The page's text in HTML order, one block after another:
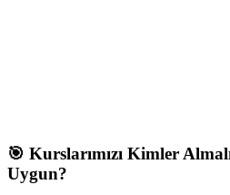
🎯 Kurslarımızı Kimler
Uygun?